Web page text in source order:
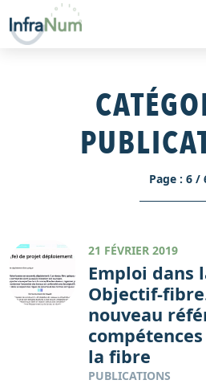
Page : 6 /
21 FÉVRIER 2019
Emploi dans
Objectif-
nouveau
la fibre
PUBLICATIONS